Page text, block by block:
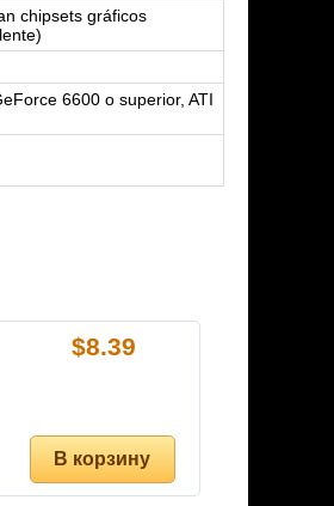
chipsets gráficos
6600 o superior, ATI
$8.39